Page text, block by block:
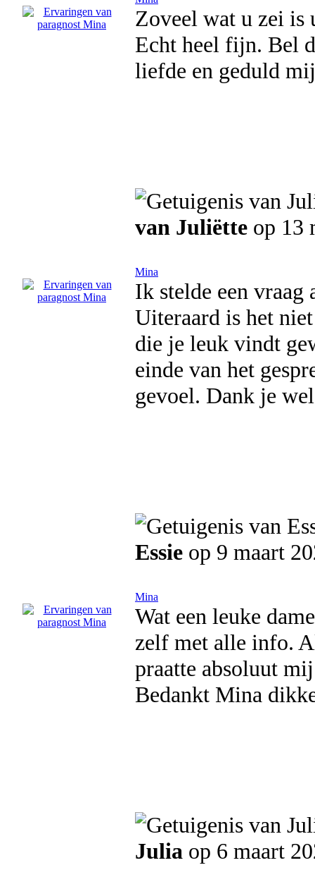
Zoveel wat u zei is
Echt heel fijn. Bel
liefde en geduld
van Juliëtte op 13
Mina
Ik stelde een vraag
Uiteraard is het
die je leuk vindt
einde van het
gevoel. Dank je
Essie op 9 maart
Mina
Wat een leuke
zelf met alle info.
praatte absoluut
Bedankt Mina
Julia op 6 maart